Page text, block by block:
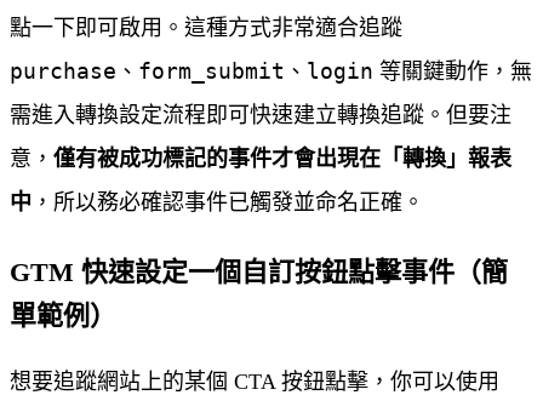
點一下即可啟用。這種方式非常適合追蹤
purchase 、 form_submit 、 login 等關鍵動作，無
需進入轉換設定流程即可快速建立轉換追蹤。但要注
意， 僅有被成功標記的事件才會出現在「轉換」報表
中 ，所以務必確認事件已觸發並命名正確。
GTM 快速設定一個自訂按鈕點擊事件（簡
單範例）
想要追蹤網站上的某個 CTA 按鈕點擊，你可以使用